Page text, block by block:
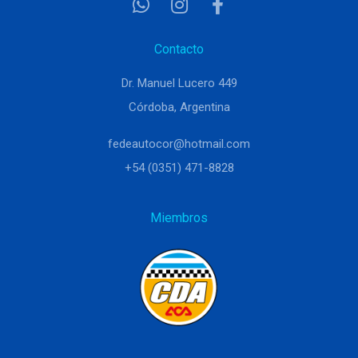
Contacto
Dr. Manuel Lucero 449
Córdoba, Argentina
fedeautocor@hotmail.com
+54 (0351) 471-8828
Miembros